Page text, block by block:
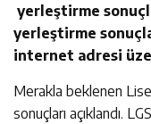
yerleştirme
yerleştirme
internet adresi
Merakla beklenen
sonuçları açıklandı.